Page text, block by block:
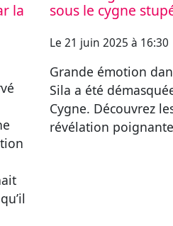
la
sous le cygne
Le 21 juin 2025 à 16:30
Grande émotion
Sila a été
Cygne. Découvrez
révélation